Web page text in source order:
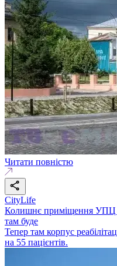
Читати повністю
CityLife
Колишнє приміщення УПЦ
там буде
Тепер там корпус
на 55 пацієнтів.